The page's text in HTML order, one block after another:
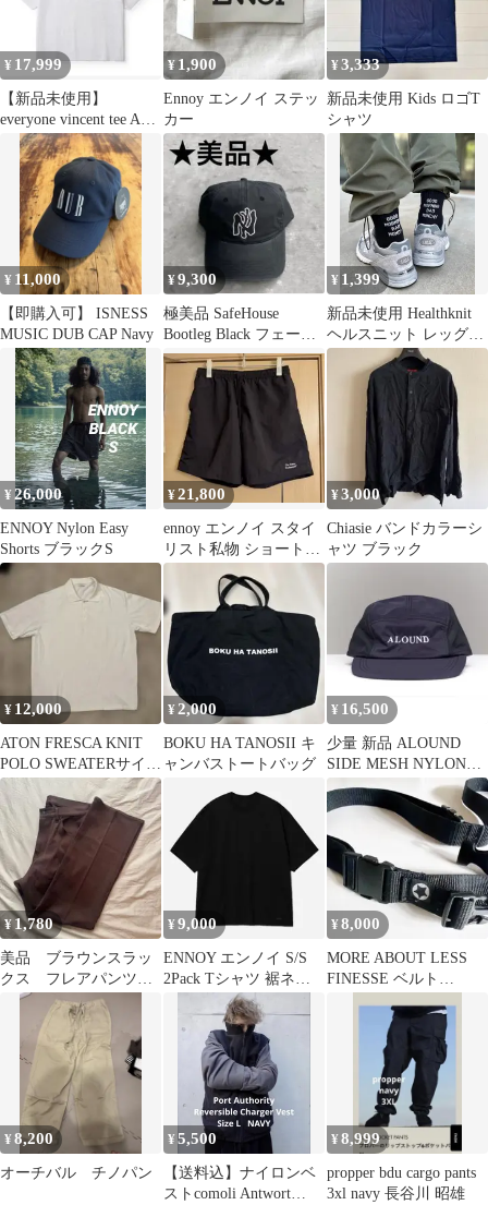
¥ 17,999
【新品未使用】
everyone vincent tee ASH
XLサイズ
¥ 1,900
Ennoy エンノイ ステッ
カー
¥3,333
新品未使用 Kids ロゴT
シャツ
¥ 11,000
【即購入可】 ISNESS
MUSIC DUB CAP Navy
¥9,300
極美品 SafeHouse
Bootleg Black フェード
加工キャップ 黒
¥ 1,399
新品未使用 Healthknit
ヘルスニット レッグウ
ェア ソックス 靴下
¥ 26,000
ENNOY Nylon Easy
Shorts ブラックS
¥21,800
ennoy エンノイ スタイ
リスト私物 ショートパ
ンツ
¥3,000
Chiasie バンドカラーシ
ャツ ブラック
¥ 12,000
ATON FRESCA KNIT
POLO SWEATERサイズ
04
¥2,000
BOKU HA TANOSII キ
ャンバストートバッグ
¥ 16,500
少量 新品 ALOUND
SIDE MESH NYLON
CAP 黒
¥ 1,780
美品 ブラウンスラッ
クス フレアパンツ
ブーツカット
¥9,000
ENNOY エンノイ S/S
2Pack Tシャツ 裾ネー
ム ブラック M 新品
¥8,000
MORE ABOUT LESS
FINESSE ベルト
¥8,200
オーチバル チノパン
¥5,500
【送料込】ナイロンベ
ストcomoli Antwort
¥8,999
propper bdu cargo pants
3xl navy 長谷川 昭雄